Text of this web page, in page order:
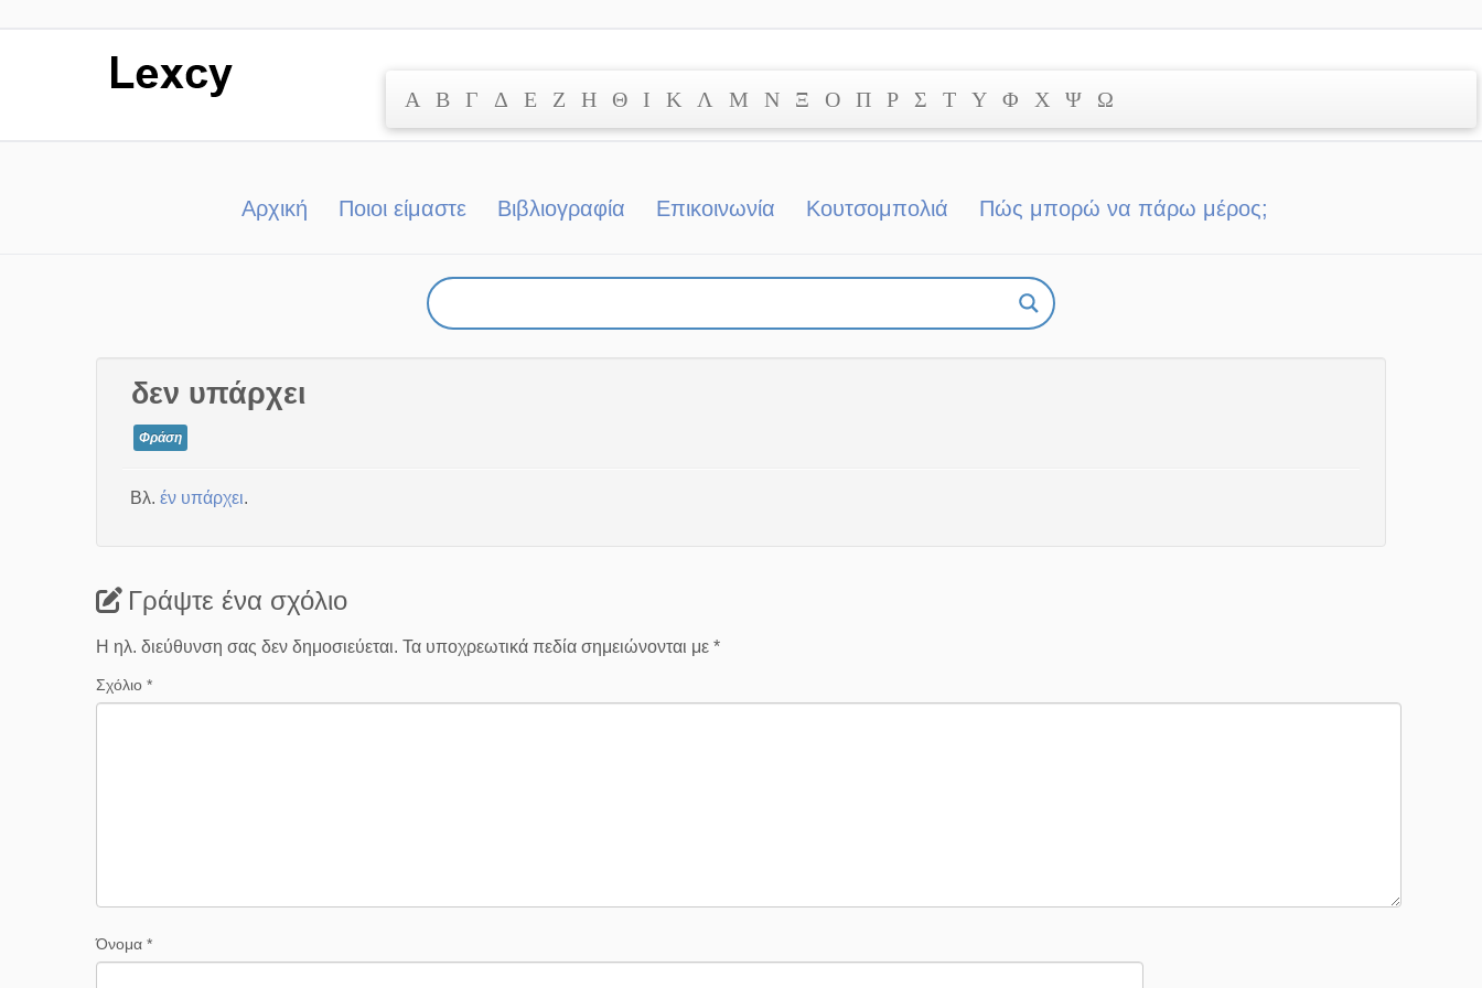
Α Β Γ Δ Ε Ζ Η Θ Ι Κ Λ Μ Ν Ξ Ο Π Ρ Σ Τ Υ Φ Χ Ψ Ω
Αρχική Ποιοι είμαστε Βιβλιογραφία Επικοινωνία Κουτσομπολιά Πώς μπορώ να πάρω μέρος;
δεν υπάρχει
Φράση
Βλ. έν υπάρχει.
Γράψτε ένα σχόλιο
Η ηλ. διεύθυνση σας δεν δημοσιεύεται. Τα υποχρεωτικά πεδία σημειώνονται με *
Σχόλιο *
Όνομα *